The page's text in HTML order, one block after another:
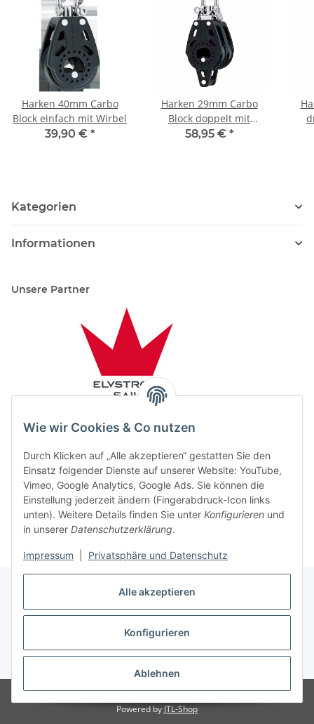
Alle akzeptieren
Konfigurieren
Ablehnen
Wie wir Cookies & Co nutzen
Durch Klicken auf „Alle akzeptieren“ gestatten Sie den
Einsatz folgender Dienste auf unserer Website: YouTube,
Vimeo, Google Analytics, Google Ads. Sie können die
Einstellung jederzeit ändern (Fingerabdruck-Icon links
unten). Weitere Details finden Sie unter Konfigurieren und
in unserer Datenschutzerklärung.
Impressum Privatsphäre und Datenschutz
Harken 40mm Carbo
Block einfach mit Wirbel
39,90 € *
Harken 29mm Carbo
Block doppelt mit
Hundsfott und Wirbel
58,95 € *
Kategorien
Informationen
Unsere Partner
Vertrag widerrufen
* Alle Preise inkl. gesetzlicher USt., zzgl.
Powered by JTL-Shop